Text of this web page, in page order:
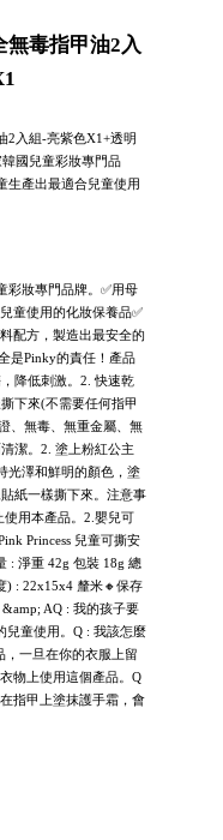
無毒指甲油2入
2入組-亮紫色X1+透明
國兒童彩妝專門品
生產出最適合兒童使用
彩妝專門品牌。✅用母
童使用的化妝保養品✅
配方，製造出最安全的
是Pinky的責任！產品
降低刺激。2. 快速乾
下來(不需要任何指甲
、無毒、無重金屬、無
潔。2. 塗上粉紅公主
光澤和鮮明的顏色，塗
紙一樣撕下來。注意事
用本產品。2.嬰兒可
Princess 兒童可撕安
: 淨重 42g 包裝 18g 總
) : 22x15x4 釐米🔸保存
AQ : 我的孩子要
兒童使用。Q : 我該怎麼
，一旦在你的衣服上留
物上使用這個產品。Q
指甲上塗抹護手霜，會